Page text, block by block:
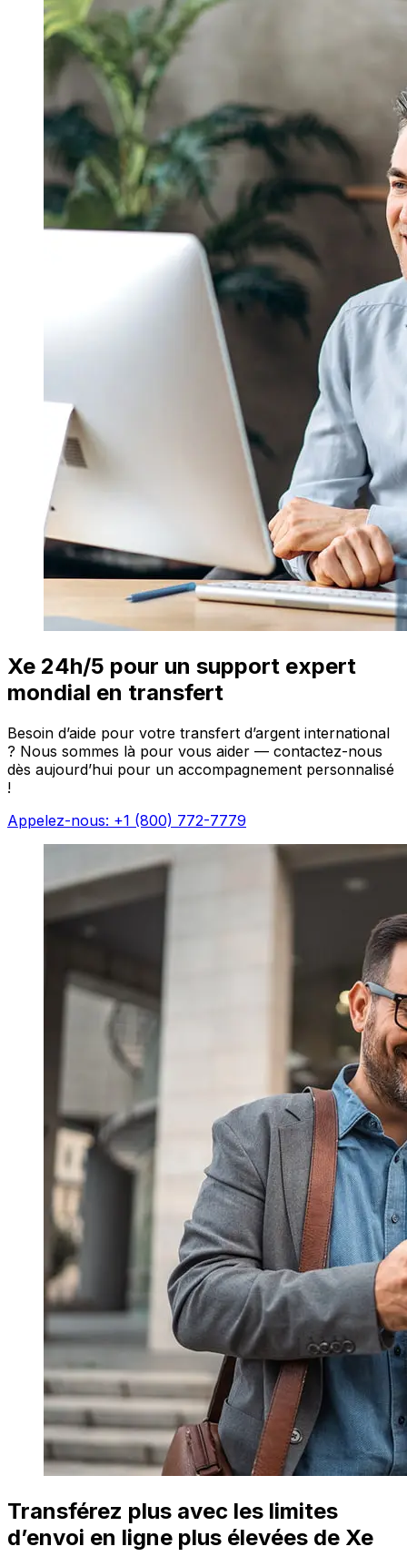
Xe 24h/5 pour un support expert
mondial en transfert
Besoin d’aide pour votre transfert d’argent international
? Nous sommes là pour vous aider — contactez-nous
dès aujourd’hui pour un accompagnement personnalisé
!
Appelez-nous: +1 (800) 772-7779
Transférez plus avec les limites
d’envoi en ligne plus élevées de Xe